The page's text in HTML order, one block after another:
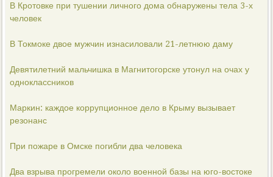
В Кротовке при тушении личного дома обнаружены тела 3-х
человек
В Токмоке двое мужчин изнасиловали 21-летнюю даму
Девятилетний мальчишка в Магнитогорске утонул на очах у
одноклассников
Маркин: каждое коррупционное дело в Крыму вызывает
резонанс
При пожаре в Омске погибли два человека
Два взрыва прогремели около военной базы на юго-востоке